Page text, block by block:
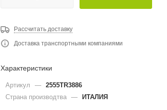
Рассчитать доставку
Доставка транспортными компаниями
Характеристики
Артикул — 2555TR3886
Страна производтва — ИТАЛИЯ